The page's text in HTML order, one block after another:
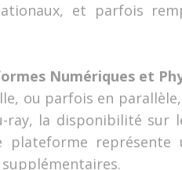
et parfois
Numériques et
ou parfois en
ray, la disponibilité sur
plateforme